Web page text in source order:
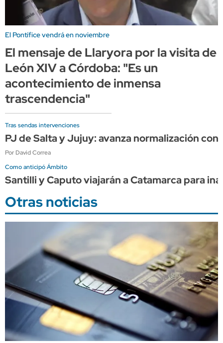
El Pontífice vendrá en noviembre
El mensaje de Llaryora por la visita de
León XIV a Córdoba: "Es un
acontecimiento de inmensa
trascendencia"
Tras sendas intervenciones
PJ de Salta y Jujuy: avanza normalización
Por David Correa
Como anticipó Ámbito
Santilli y Caputo viajarán a Catamarca para
Otras noticias